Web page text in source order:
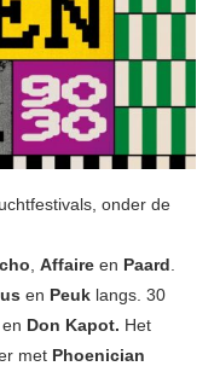
onder de
Affaire en Paard
en Peuk langs. 30
en Don Kapot. Het
met Phoenician